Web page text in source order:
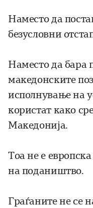
Наместо да
безусловни
Наместо да бара
македонските
исполнување на
користат како
Македонија.
Тоа не е
на подаништво.
Граѓаните не се